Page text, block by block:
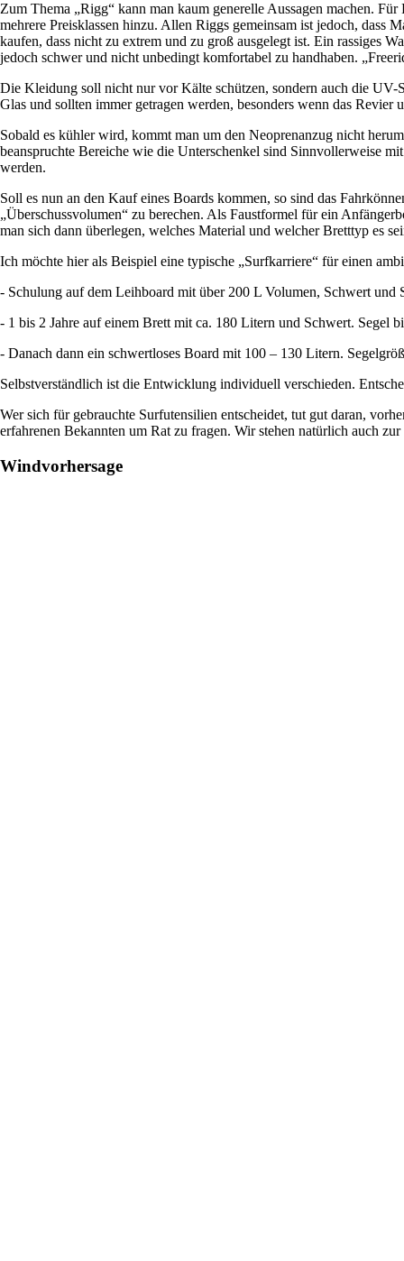
Zum Thema „Rigg“ kann man kaum generelle Aussagen machen.
mehrere Preisklassen hinzu. Allen Riggs gemeinsam ist jedoch, dass
kaufen, dass nicht zu extrem und zu groß ausgelegt ist. Ein rassiges
jedoch schwer und nicht unbedingt komfortabel zu handhaben.
Die Kleidung soll nicht nur vor Kälte schützen, sondern auch die UV-
Glas und sollten immer getragen werden, besonders wenn das
Sobald es kühler wird, kommt man um den Neoprenanzug nicht
beanspruchte Bereiche wie die Unterschenkel sind Sinnvollerweise
werden.
Soll es nun an den Kauf eines Boards kommen, so sind das
„Überschussvolumen“ zu berechen. Als Faustformel für ein
man sich dann überlegen, welches Material und welcher Bretttyp es
Ich möchte hier als Beispiel eine typische „Surfkarriere“ für einen
- Schulung auf dem Leihboard mit über 200 L Volumen, Schwert und
- 1 bis 2 Jahre auf einem Brett mit ca. 180 Litern und Schwert. Segel
- Danach dann ein schwertloses Board mit 100 – 130 Litern.
Selbstverständlich ist die Entwicklung individuell verschieden.
Wer sich für gebrauchte Surfutensilien entscheidet, tut gut daran,
erfahrenen Bekannten um Rat zu fragen. Wir stehen natürlich auch
Windvorhersage